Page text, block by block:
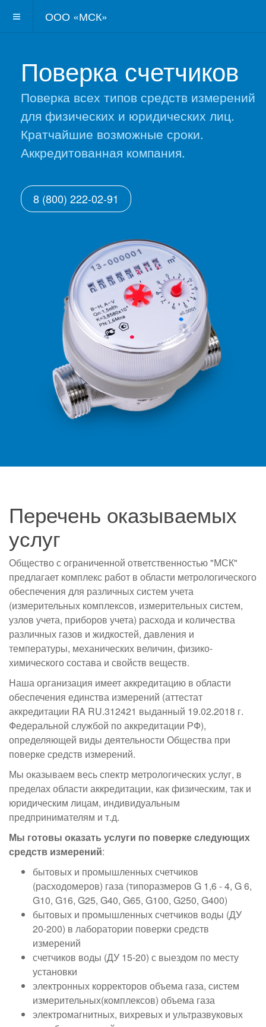
ООО «МСК»
Поверка счетчиков
Поверка всех типов средств измерений
для физических и юридических лиц.
Кратчайшие возможные сроки.
Аккредитованная компания.
8 (800) 222-02-91
Перечень оказываемых
услуг
Общество с ограниченной ответственностью "МСК"
предлагает комплекс работ в области метрологического
обеспечения для различных систем учета
(измерительных комплексов, измерительных систем,
узлов учета, приборов учета) расхода и количества
различных газов и жидкостей, давления и
температуры, механических величин, физико-
химического состава и свойств веществ.
Наша организация имеет аккредитацию в области
обеспечения единства измерений (аттестат
аккредитации RA RU.312421 выданный 19.02.2018 г.
Федеральной службой по аккредитации РФ),
определяющей виды деятельности Общества при
поверке средств измерений.
Мы оказываем весь спектр метрологических услуг, в
пределах области аккредитации, как физическим, так и
юридическим лицам, индивидуальным
предпринимателям и т.д.
Мы готовы оказать услуги по поверке следующих
средств измерений:
бытовых и промышленных счетчиков
(расходомеров) газа (типоразмеров G 1,6 - 4, G 6,
G10, G16, G25, G40, G65, G100, G250, G400)
бытовых и промышленных счетчиков воды (ДУ
20-200) в лаборатории поверки средств
измерений
счетчиков воды (ДУ 15-20) с выездом по месту
установки
электронных корректоров объема газа, систем
измерительных(комплексов) объема газа
электромагнитных, вихревых и ультразвуковых